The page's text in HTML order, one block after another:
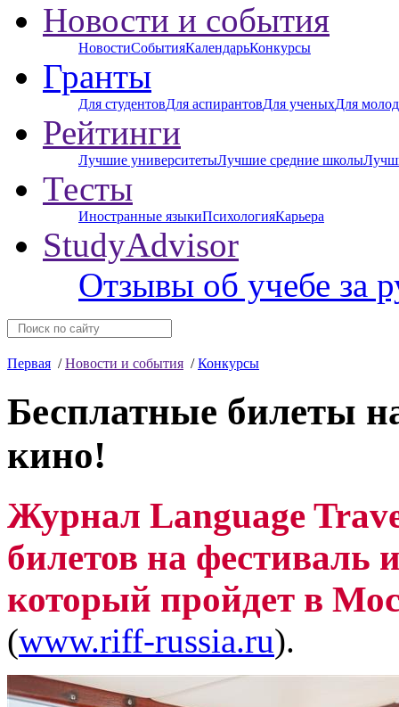
Новости и события
НовостиСобытияКалендарьКонкурсы
Гранты
Для студентовДля аспирантовДля ученыхДля
Рейтинги
Лучшие университетыЛучшие средние школы
Тесты
Иностранные языкиПсихологияКарьера
StudyAdvisor
Отзывы об учебе за
Первая /Новости и события /Конкурсы
Бесплатные билеты
кино!
Журнал Language
билетов на фестиваль
который пройдет в
(www.riff-russia.ru).